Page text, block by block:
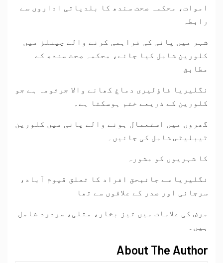
اموات، محکمہ صحت سندھ کا بلدیاتی اداروں سے
رابطہ
شہر میں پانی کی فراہمی کرنے والے چینلز میں
کلورین شامل کیا جائے، محکمہ صحت سندھ کے
مطابق
نگلیریا فاؤلیری دماغ کھانے والا جرثومہ ہے جو
کلورین کے ذریعے ختم ہوسکتا ہے۔
گھروں میں استعمال ہونے والے پانی میں کلورین
ٹیبلیٹس شامل کی جائیں۔
کا شہریوں کو مشورہ
نگلیریا سے جانبحق افراد کا تعلق قیوم آباد،
سرجانی اور صدر کے علاقوں سے تھا
مرض کی علامات میں تیز بخار، متلی، سردرد شامل
ہیں۔
About The Author